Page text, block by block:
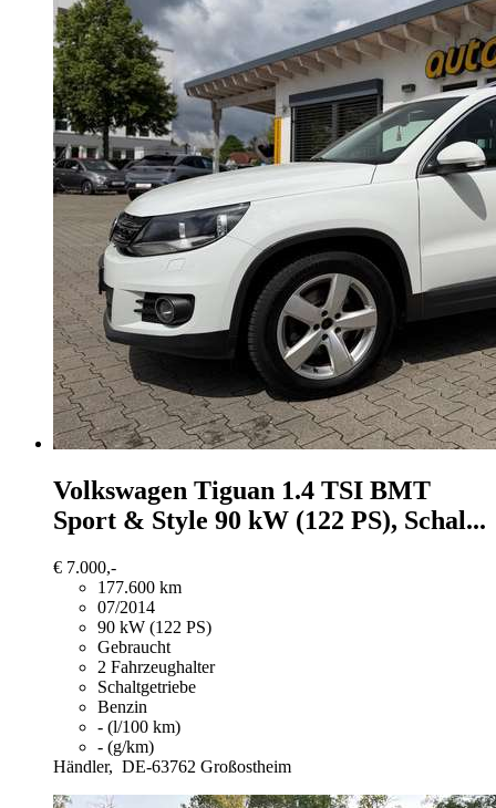
Volkswagen Tiguan 1.4 TSI BMT
Sport & Style 90 kW (122 PS), Schal...
€ 7.000,-
177.600 km
07/2014
90 kW (122 PS)
Gebraucht
2 Fahrzeughalter
Schaltgetriebe
Benzin
- (l/100 km)
- (g/km)
Händler, DE-63762 Großostheim